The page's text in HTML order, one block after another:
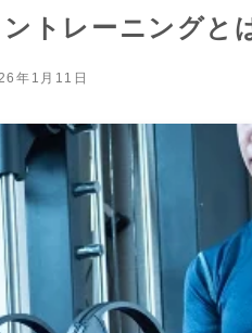
トレーニングと
年1月11日